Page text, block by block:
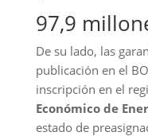
97,9
De su lado, las
publicación en el
inscripción en el
Económico de
estado de